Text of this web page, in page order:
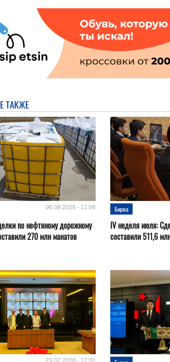
ТАКЖЕ
06.08.2026 - 11:06
по нефтяному дорожному
270 млн манатов
Биржа
IV неделя июля:
составили 511,6